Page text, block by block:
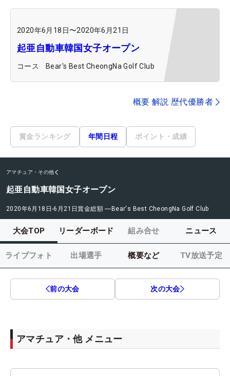
2020年6月18日〜2020年6月21日
起亜自動車韓国女子オープン
コース Bear's Best CheongNa Golf Club
概要 解説 歴代優勝者
賞金ランキング 年間日程 ポイント・成績
アマチュア・その他
起亜自動車韓国女子オープン
2020年6月18日-6月21日賞金総額 ―Bear's Best CheongNa Golf Club
大会TOP リーダーボード 組み合せ ニュース
ライブフォト 出場選手 概要など TV放送予定
前の大会 次の大会
アマチュア・他 メニュー